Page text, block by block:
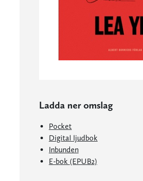
Ladda ner omslag
Pocket
Digital ljudbok
Inbunden
E-bok (EPUB2)